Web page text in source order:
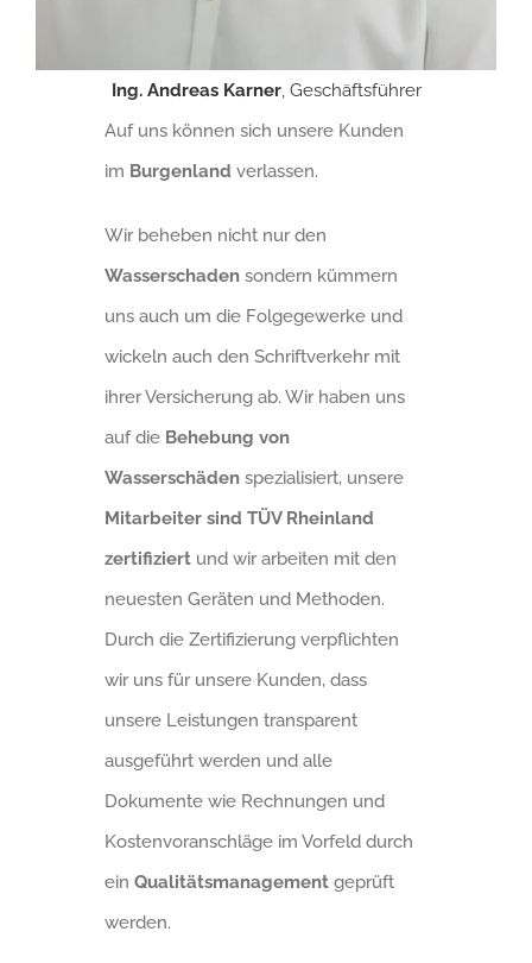
Ing. Andreas Karner, Geschäftsführer
Auf uns können sich unsere Kunden
im Burgenland verlassen.
Wir beheben nicht nur den
Wasserschaden sondern kümmern
uns auch um die Folgegewerke und
wickeln auch den Schriftverkehr mit
ihrer Versicherung ab. Wir haben uns
auf die Behebung von
Wasserschäden spezialisiert, unsere
Mitarbeiter sind TÜV Rheinland
zertifiziert und wir arbeiten mit den
neuesten Geräten und Methoden.
Durch die Zertifizierung verpflichten
wir uns für unsere Kunden, dass
unsere Leistungen transparent
ausgeführt werden und alle
Dokumente wie Rechnungen und
Kostenvoranschläge im Vorfeld durch
einQualitätsmanagement geprüft
werden.